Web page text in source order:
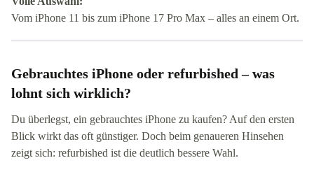
Vom iPhone 11 bis zum iPhone 17 Pro Max – alles an einem Ort.
Gebrauchtes iPhone oder refurbished – was
lohnt sich wirklich?
Du überlegst, ein gebrauchtes iPhone zu kaufen? Auf den ersten
Blick wirkt das oft günstiger. Doch beim genaueren Hinsehen
zeigt sich: refurbished ist die deutlich bessere Wahl.